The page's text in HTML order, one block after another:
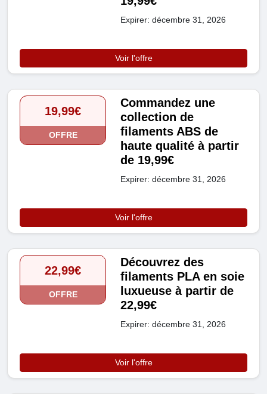
Expirer: décembre 31, 2026
Voir l'offre
19,99€
OFFRE
Commandez une
collection de
filaments ABS de
haute qualité à partir
de 19,99€
Expirer: décembre 31, 2026
Voir l'offre
22,99€
OFFRE
Découvrez des
filaments PLA en soie
luxueuse à partir de
22,99€
Expirer: décembre 31, 2026
Voir l'offre